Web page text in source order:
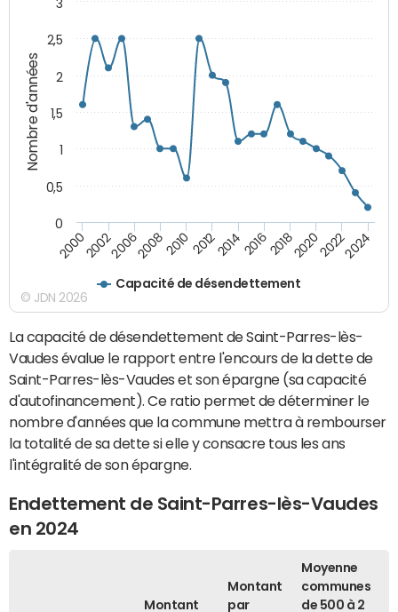
Nombre d'années
Capacité de désendettement
20002002200620082010 2012201420162018202020222024
0
0,5
1
1,5
2
2,5
3
© JDN 2026
La capacité de désendettement de Saint-Parres-lès-
Vaudes évalue le rapport entre l'encours de la dette de
Saint-Parres-lès-Vaudes et son épargne (sa capacité
d'autofinancement). Ce ratio permet de déterminer le
nombre d'années que la commune mettra à rembourser
la totalité de sa dette si elle y consacre tous les ans
l'intégralité de son épargne.
Endettement de Saint-Parres-lès-Vaudes
en 2024
Montant
Montant
par
Moyenne
communes
de 500 à 2